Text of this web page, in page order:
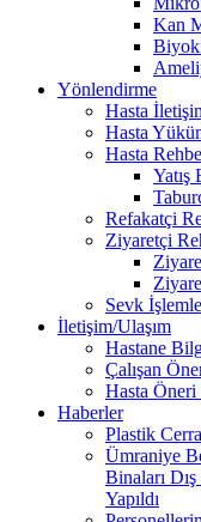
Kan
Yönlendirme
Hasta
Hasta
Hasta
Yatış
Refakatçi
Ziyaretçi
Sevk
İletişim/Ulaşım
Hastane
Çalışan
Hasta Öneri
Haberler
Plastik
Ümraniye
Binaları
Yapıldı